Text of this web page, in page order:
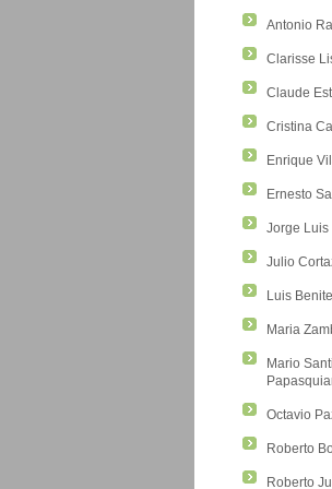
Antonio
Clarisse
Claude
Cristina
Enrique
Ernesto
Jorge Luis
Julio
Luis
Maria
Mario
Octavio
Roberto
Roberto